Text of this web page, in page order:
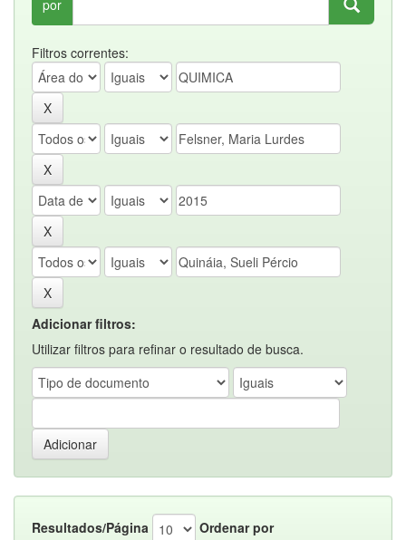
por
Filtros correntes:
Adicionar filtros:
Utilizar filtros para refinar o resultado de busca.
Resultados/Página
Ordenar por